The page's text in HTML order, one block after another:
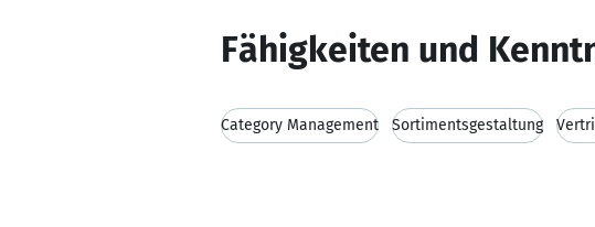
Fähigkeiten und
Category Management Sortimentsgestaltung